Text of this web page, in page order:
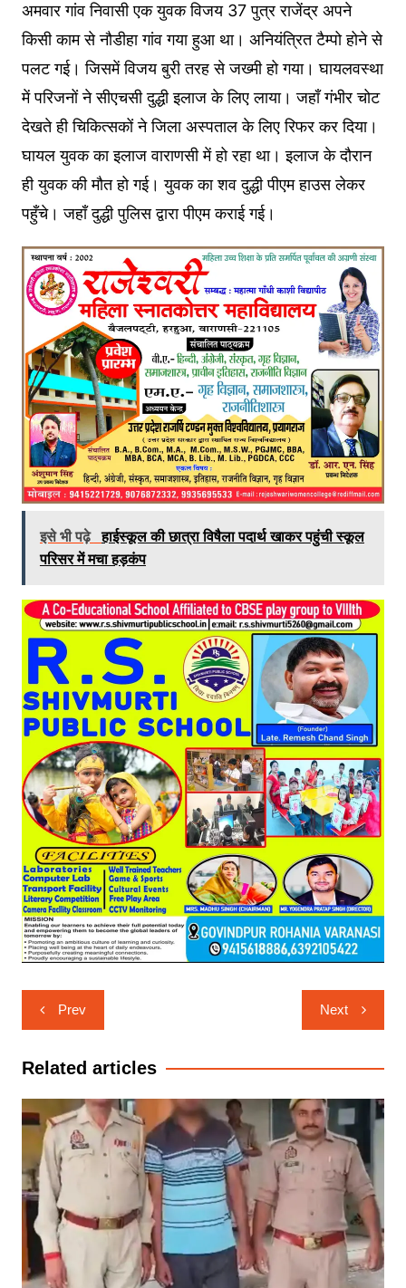
अमवार गांव निवासी एक युवक विजय 37 पुत्र राजेंद्र अपने
किसी काम से नौडीहा गांव गया हुआ था। अनियंत्रित टैम्पो होने से
पलट गई। जिसमें विजय बुरी तरह से जख्मी हो गया। घायलवस्था
में परिजनों ने सीएचसी दुद्धी इलाज के लिए लाया। जहाँ गंभीर चोट
देखते ही चिकित्सकों ने जिला अस्पताल के लिए रिफर कर दिया।
घायल युवक का इलाज वाराणसी में हो रहा था। इलाज के दौरान
ही युवक की मौत हो गई। युवक का शव दुद्धी पीएम हाउस लेकर
पहुँचे। जहाँ दुद्धी पुलिस द्वारा पीएम कराई गई।
इसे भी पढ़े हाईस्कूल की छात्रा विषैला पदार्थ खाकर पहुंची स्कूल
परिसर में मचा हड़कंप
Post
navigation
Prev Next
Related articles